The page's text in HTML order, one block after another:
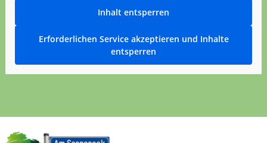
Inhalt entsperren
Erforderlichen Service akzeptieren und Inhalte
entsperren